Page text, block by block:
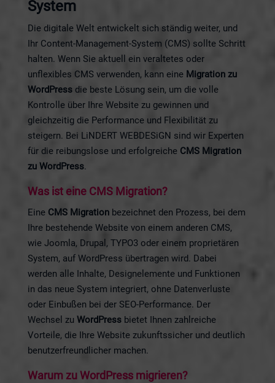
System
Die digitale Welt entwickelt sich ständig weiter, und
Ihr Content-Management-System (CMS) sollte Schritt
halten. Wenn Sie aktuell ein veraltetes oder
unflexibles CMS verwenden, kann eine Migration zu
WordPressdie beste Lösung sein, um die volle
Kontrolle über Ihre Website zu gewinnen und
gleichzeitig die Performance und Flexibilität zu
steigern. Bei LiNDERT WEBDESiGN sind wir Experten
für die reibungslose und erfolgreiche CMS Migration
zu WordPress.
Was ist eine CMS Migration?
Eine CMS Migrationbezeichnet den Prozess, bei dem
Ihre bestehende Website von einem anderen CMS,
wie Joomla, Drupal, TYPO3 oder einem proprietären
System, auf WordPress übertragen wird. Dabei
werden alle Inhalte, Designelemente und Funktionen
in das neue System integriert, ohne Datenverluste
oder Einbußen bei der SEO-Performance. Der
Wechsel zu WordPressbietet Ihnen zahlreiche
Vorteile, die Ihre Website zukunftssicher und deutlich
benutzerfreundlicher machen.
Warum zu WordPress migrieren?